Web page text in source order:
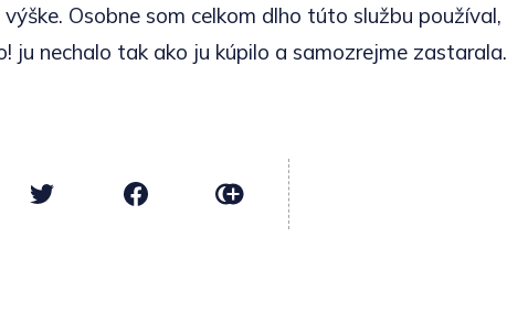
Osobne som celkom dlho túto službu používal,
ju nechalo tak ako ju kúpilo a samozrejme zastarala.